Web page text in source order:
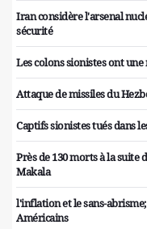
Iran considère l'arsenal
sécurité
Les colons sionistes ont
Attaque de missiles du
Captifs sionistes tués dans
Près de 130 morts à la suite
Makala
l'inflation et le sans-
Américains